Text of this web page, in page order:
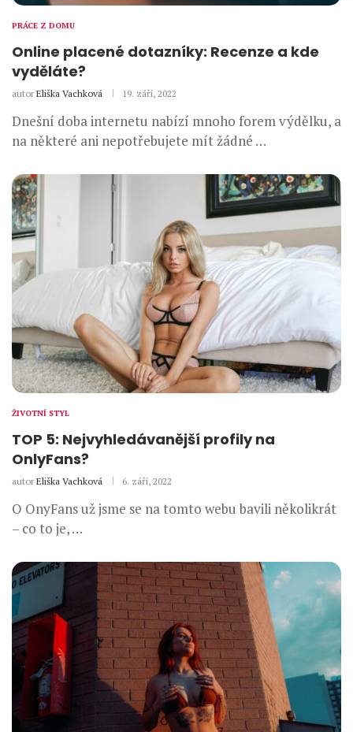
PRÁCE Z DOMU
Online placené dotazníky: Recenze a kde
vyděláte?
autor Eliška Vachková 19. září, 2022
Dnešní doba internetu nabízí mnoho forem výdělku, a
na některé ani nepotřebujete mít žádné …
ŽIVOTNÍ STYL
TOP 5: Nejvyhledávanější profily na
OnlyFans?
autor Eliška Vachková 6. září, 2022
O OnyFans už jsme se na tomto webu bavili několikrát
– co to je, …